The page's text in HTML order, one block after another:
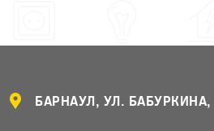
БАРНАУЛ, УЛ. БАБУРКИНА,